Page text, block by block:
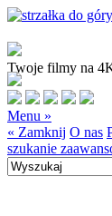
Twoje filmy na
Menu »
« Zamknij O nas
szukanie